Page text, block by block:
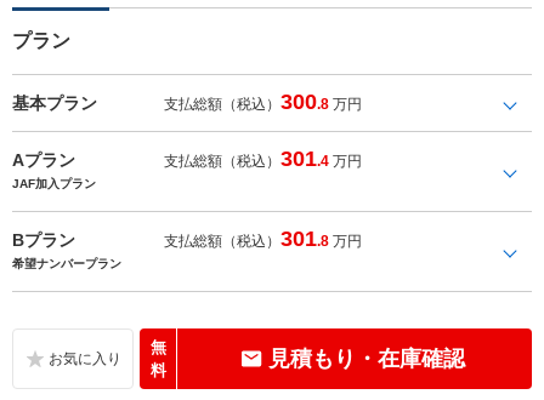
プラン
基本プラン 支払総額（税込）300.8 万円
Aプラン 支払総額（税込）301.4 万円
JAF加入プラン
Bプラン 支払総額（税込）301.8 万円
希望ナンバープラン
無
料
見積もり・在庫確認